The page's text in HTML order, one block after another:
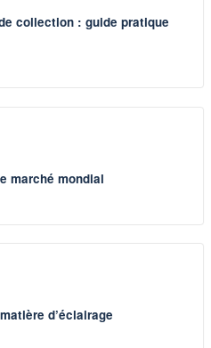
collection : guide pratique
marché mondial
d’éclairage